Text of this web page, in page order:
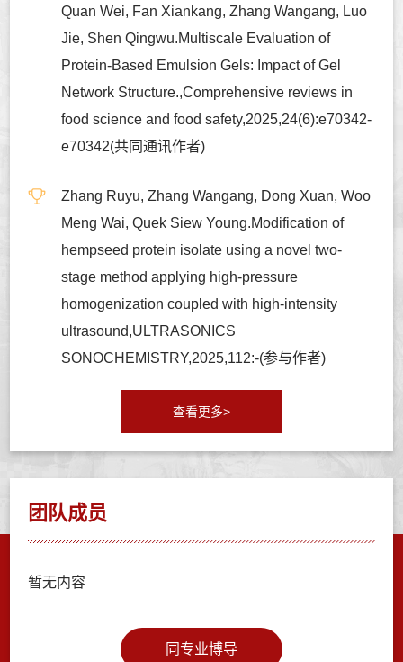
Quan Wei, Fan Xiankang, Zhang Wangang, Luo
Jie, Shen Qingwu.Multiscale Evaluation of
Protein-Based Emulsion Gels: Impact of Gel
Network Structure.,Comprehensive reviews in
food science and food safety,2025,24(6):e70342-
e70342(共同通讯作者)
Zhang Ruyu, Zhang Wangang, Dong Xuan, Woo
Meng Wai, Quek Siew Young.Modification of
hempseed protein isolate using a novel two-
stage method applying high-pressure
homogenization coupled with high-intensity
ultrasound,ULTRASONICS
SONOCHEMISTRY,2025,112:-(参与作者)
查看更多>
团队成员
暂无内容
同专业博导